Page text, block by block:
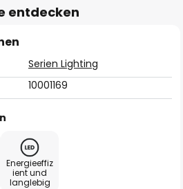
entdecken
Serien Lighting
10001169
Energieeffiz
ient und
langlebig